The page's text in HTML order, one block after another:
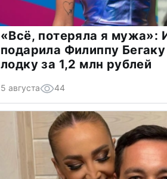
«Всё, потеряла я мужа»:
подарила Филиппу
лодку за 1,2 млн рублей
5 августа 44